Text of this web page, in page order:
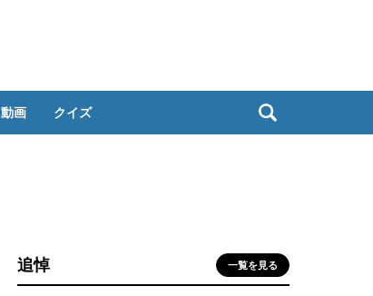
動画 クイズ
追悼 一覧を見る